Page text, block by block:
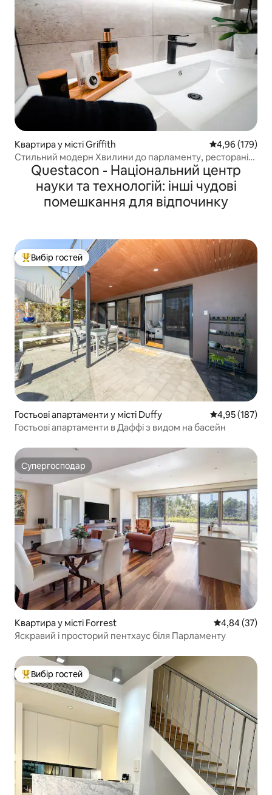
Квартира у місті Griffith Середня
4,96 (179)
Стильний модерн Хвилини до парламенту, ресторанів,
музеюQuestacon - Національний центр
науки та технологій: інші чудові
помешкання для відпочинку
Топ вибір гостей
Вибір гостей
Гостьові апартаменти у місті Duffy Середня
4,95 (187)
Гостьові апартаменти в Даффі з видом на басейн
Супергосподар
Супергосподар
Квартира у місті Forrest Середня
4,84 (37)
Яскравий і просторий пентхаус біля Парламенту
Топ вибір гостей
Вибір гостей